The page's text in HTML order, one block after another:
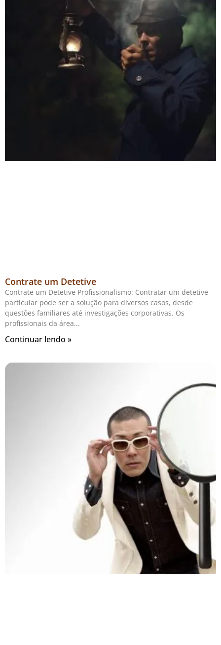
Contrate um Detetive
Contrate um Detetive Profissionalismo: Contratar um detetive
particular pode ser a solução para diversos casos, desde
questões familiares até investigações corporativas. Os
profissionais da área
Continuar lendo »